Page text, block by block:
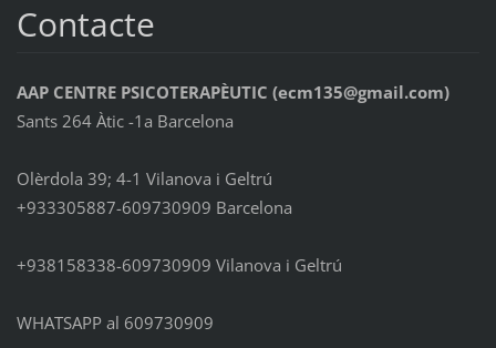
Contacte
AAP CENTRE PSICOTERAPÈUTIC (ecm135@gmail.com)
Sants 264 Àtic -1a Barcelona
Olèrdola 39; 4-1 Vilanova i Geltrú
+933305887-609730909 Barcelona
+938158338-609730909 Vilanova i Geltrú
WHATSAPP al 609730909